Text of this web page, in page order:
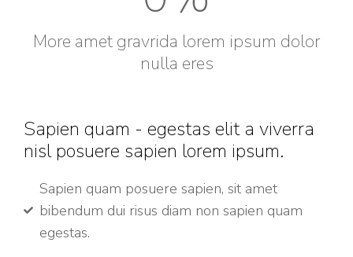
Sapien quam - egestas elit a viverra
nisl posuere sapien lorem ipsum.
Sapien quam posuere sapien, sit amet
bibendum dui risus diam non sapien quam
egestas.
More amet gravrida lorem ipsum dolor
nulla eres